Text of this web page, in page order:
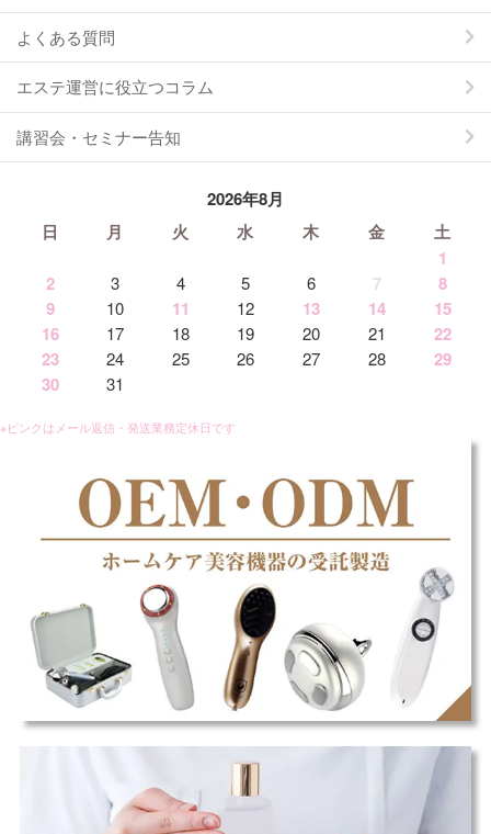
よくある質問
エステ運営に役立つコラム
講習会・セミナー告知
2026年8月
日
月 火 水 木 金
土
1
2
3 4 5 6 7
8
9
10 11 12 13 14
15
16
17 18 19 20 21
22
23
24 25 26 27 28
29
30
31